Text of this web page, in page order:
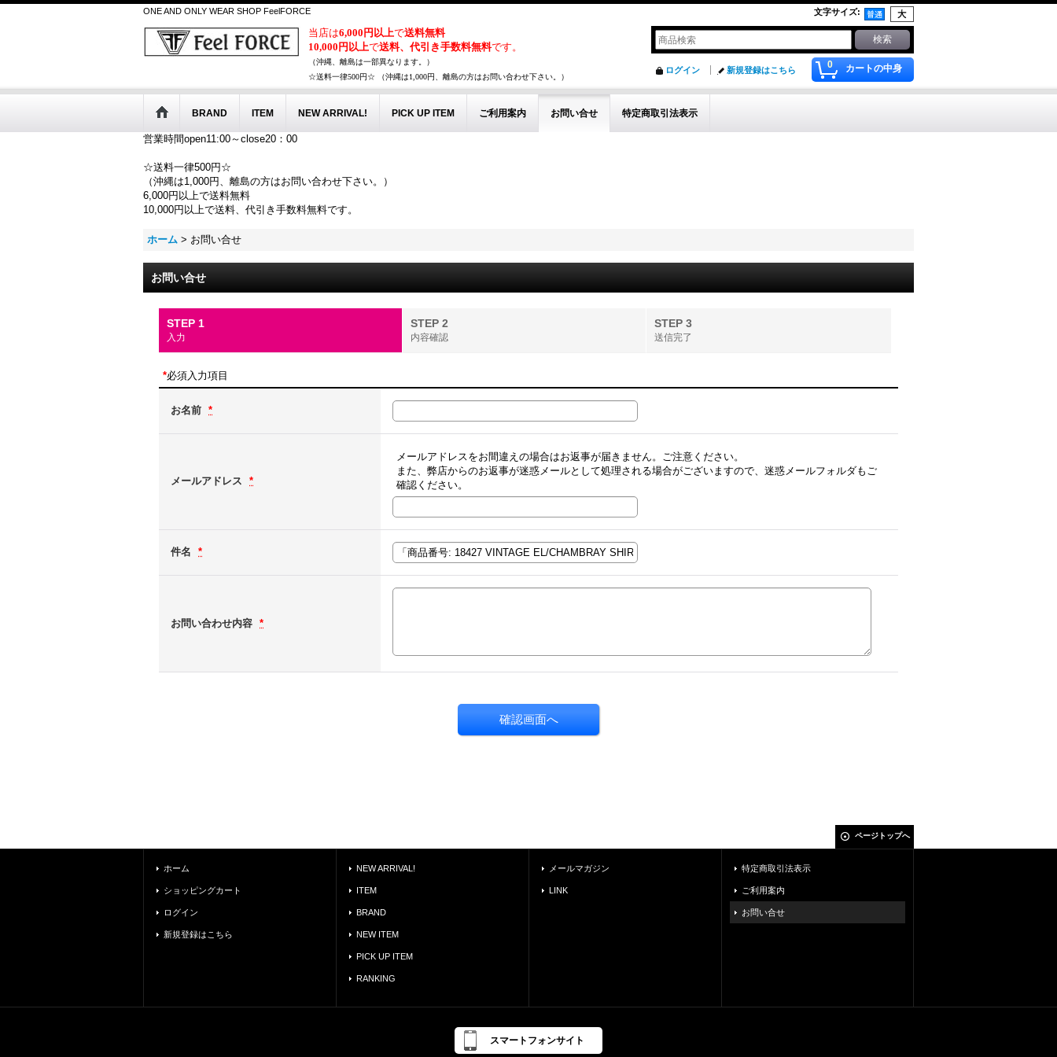
ONE AND ONLY WEAR SHOP FeelFORCE 文字サイズ:
当店は6,000円以上で送料無料
10,000円以上で送料、代引き手数料無料です。
（沖縄、離島は一部異なります。）
☆送料一律500円☆ （沖縄は1,000円、離島の方はお問い合わせ下さい。）
0 カートの中身
ログイン 新規登録はこちら
BRAND ITEM NEW ARRIVAL! PICK UP ITEM ご利用案内 お問い合せ 特定商取引法表示
営業時間open11:00～close20：00
☆送料一律500円☆
（沖縄は1,000円、離島の方はお問い合わせ下さい。）
6,000円以上で送料無料
10,000円以上で送料、代引き手数料無料です。
ホーム > お問い合せ
お問い合せ
STEP 1
入力
STEP 2
内容確認
STEP 3
送信完了
*必須入力項目
お名前 *
メールアドレス *
メールアドレスをお間違えの場合はお返事が届きません。ご注意ください。
また、弊店からのお返事が迷惑メールとして処理される場合がございますので、迷惑メールフォルダもご
確認ください。
件名 *
お問い合わせ内容 *
ページトップへ
ホーム
ショッピングカート
ログイン
新規登録はこちら
NEW ARRIVAL!
ITEM
BRAND
NEW ITEM
PICK UP ITEM
RANKING
メールマガジン
LINK
特定商取引法表示
ご利用案内
お問い合せ
スマートフォンサイト